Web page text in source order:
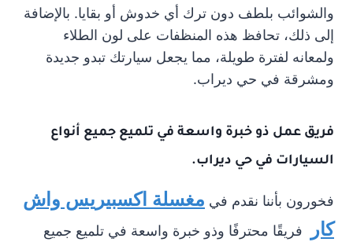
والشوائب بلطف دون ترك أي خدوش أو بقايا. بالإضافة
إلى ذلك، تحافظ هذه المنظفات على لون الطلاء
ولمعانه لفترة طويلة، مما يجعل سيارتك تبدو جديدة
ومشرقة في حي ديراب.
فريق عمل ذو خبرة واسعة في تلميع جميع أنواع
السيارات في حي ديراب.
فخورون بأننا نقدم في مغسلة اكسبيريس واش
كار
فريقًا محترفًا وذو خبرة واسعة في تلميع جميع